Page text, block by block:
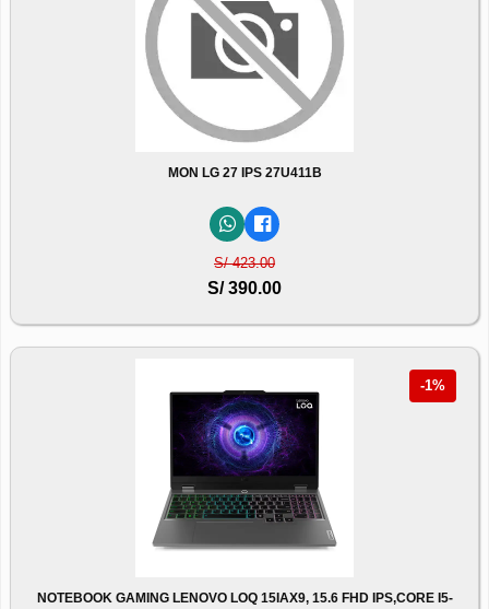
MON LG 27 IPS 27U411B
S/ 423.00
S/ 390.00
-1%
NOTEBOOK GAMING LENOVO LOQ 15IAX9, 15.6 FHD IPS,CORE I5-